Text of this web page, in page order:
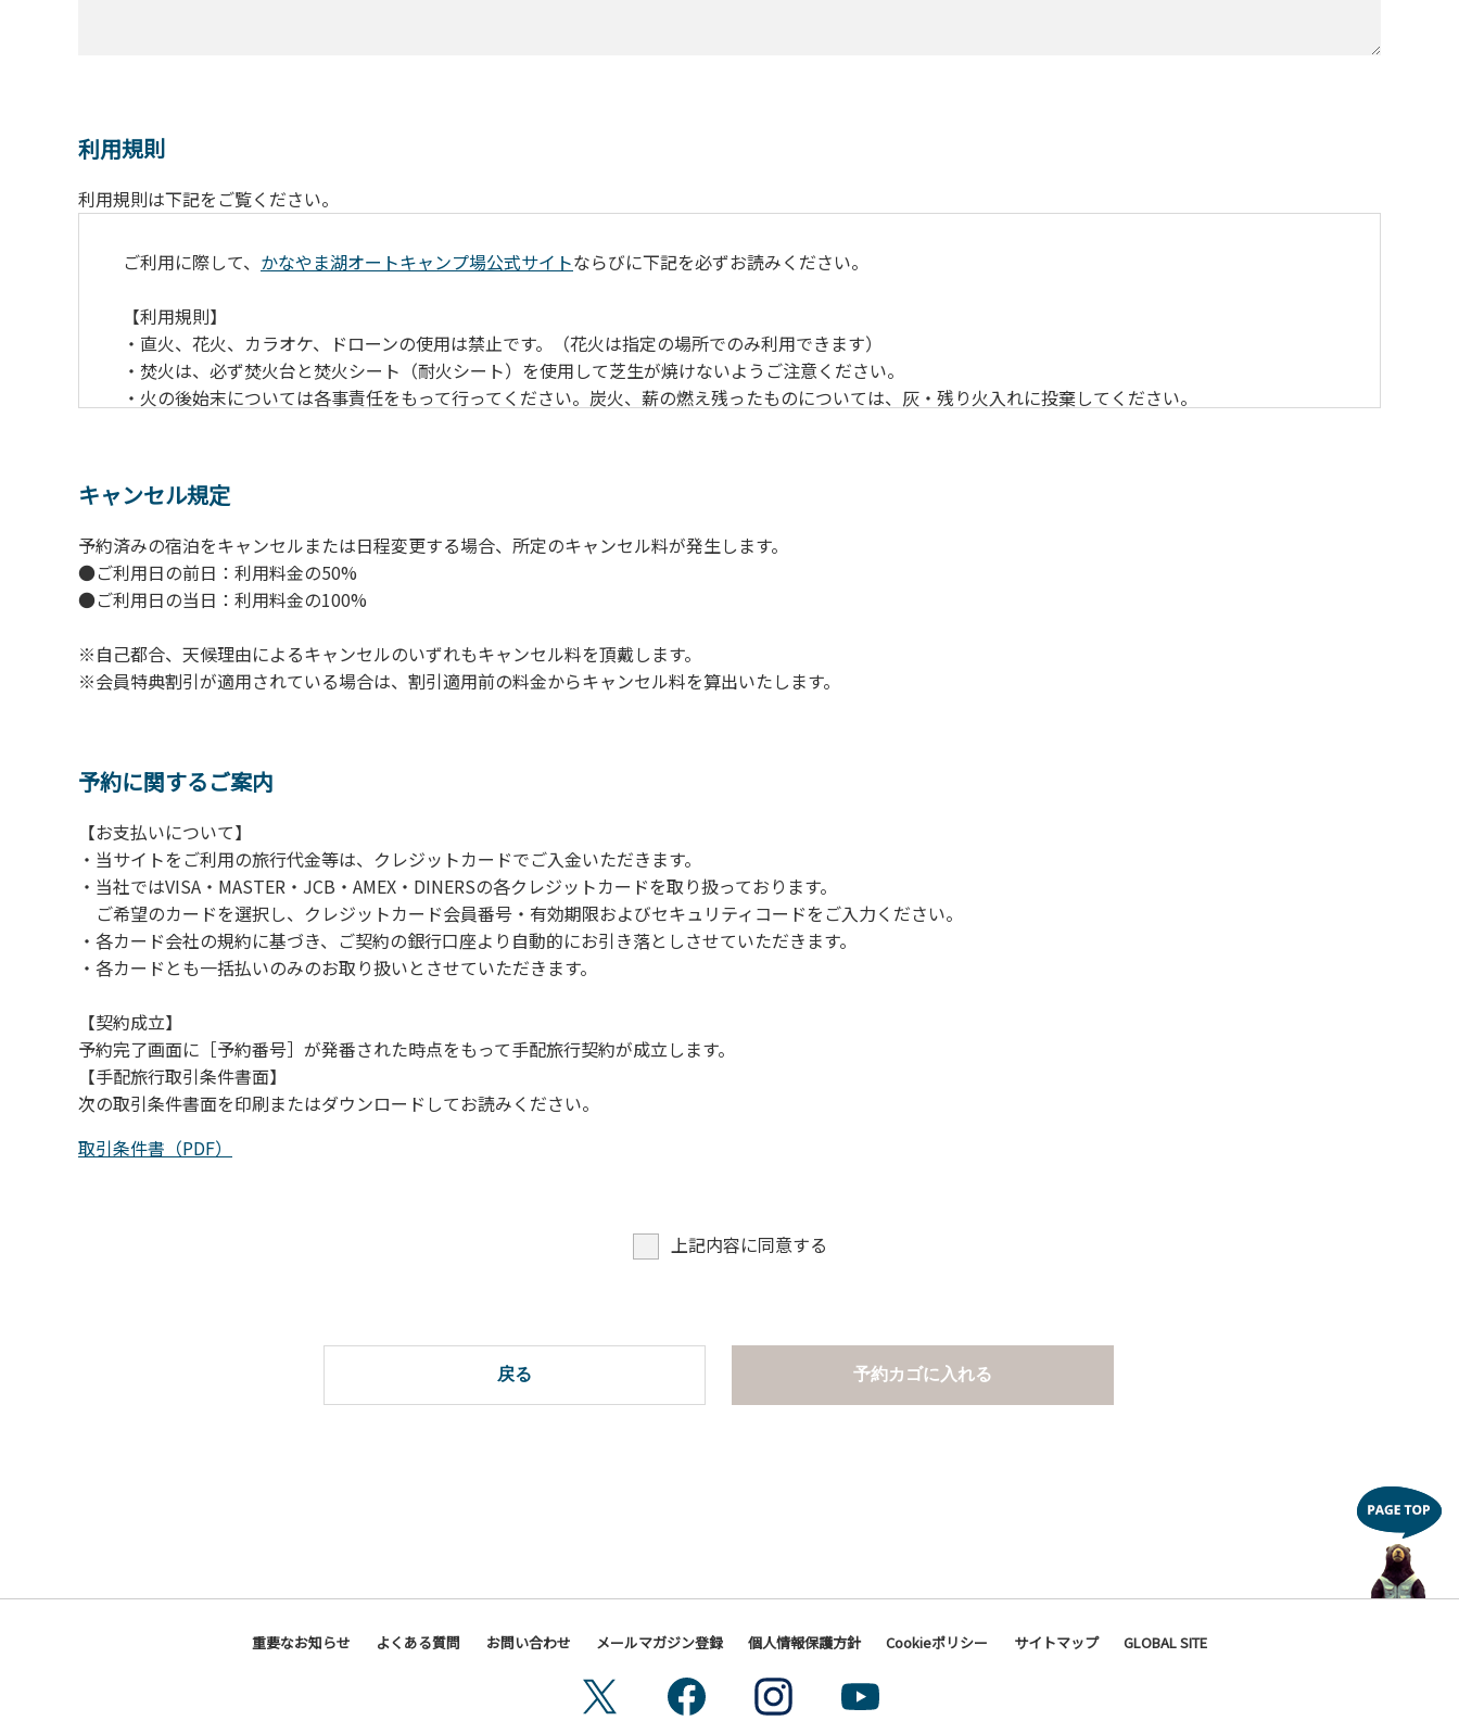
利用規則
利用規則は下記をご覧ください。
ご利用に際して、 かなやま湖オートキャンプ場公式サイトならびに下記を必ずお読みください。
【利用規則】
・直火、花火、カラオケ、ドローンの使用は禁止です。（花火は指定の場所でのみ利用できます）
・焚火は、必ず焚火台と焚火シート（耐火シート）を使用して芝生が焼けないようご注意ください。
・火の後始末については各事責任をもって行ってください。炭火、薪の燃え残ったものについては、灰・残り火入れに投棄してください。
・キャンプサイトでは、車のエンジンを停止してください。
・場内での制限速度は10㎞/h以下です。
・夜間、早朝はお静かにお過ごしください。周囲に迷惑となるような行為（大声での談笑、ポータブルスピーカー等の使用）はお止めください。
・場内で発生した事故やトラブルにつきましては、利用者の自己管理責任とさせていただきます。
キャンセル規定
予約済みの宿泊をキャンセルまたは日程変更する場合、所定のキャンセル料が発生します。
●ご利用日の前日：利用料金の50%
●ご利用日の当日：利用料金の100%
※自己都合、天候理由によるキャンセルのいずれもキャンセル料を頂戴します。
※会員特典割引が適用されている場合は、割引適用前の料金からキャンセル料を算出いたします。
予約に関するご案内
【お支払いについて】
・当サイトをご利用の旅行代金等は、クレジットカードでご入金いただきます。
・当社ではVISA・MASTER・JCB・AMEX・DINERSの各クレジットカードを取り扱っております。
ご希望のカードを選択し、クレジットカード会員番号・有効期限およびセキュリティコードをご入力ください。
・各カード会社の規約に基づき、ご契約の銀行口座より自動的にお引き落としさせていただきます。
・各カードとも一括払いのみのお取り扱いとさせていただきます。
【契約成立】
予約完了画面に［予約番号］が発番された時点をもって手配旅行契約が成立します。
【手配旅行取引条件書面】
次の取引条件書面を印刷またはダウンロードしてお読みください。
取引条件書（PDF）
上記内容に同意する
戻る 予約カゴに入れる
重要なお知らせ よくある質問 お問い合わせ メールマガジン登録 個人情報保護方針 Cookieポリシー サイトマップ GLOBAL SITE